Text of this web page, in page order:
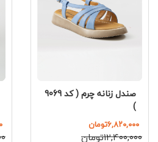
صندل زنانه چرم ( کد 9069
)
۶,۸۲۰,۰۰۰تومان
۱۲,۴۰۰,۰۰۰تومان